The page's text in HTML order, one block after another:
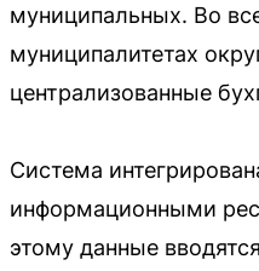
муниципальных. Во
муниципалитетах
централизованные
Система
информационными
этому данные